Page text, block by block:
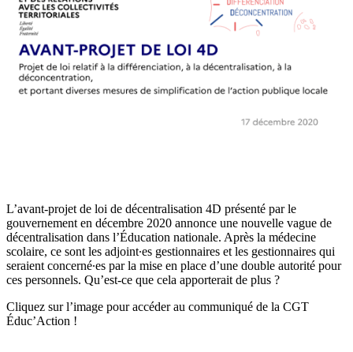
L’avant-projet de loi de décentralisation 4D présenté par le
gouvernement en décembre 2020 annonce une nouvelle vague de
décentralisation dans l’Éducation nationale. Après la médecine
scolaire, ce sont les adjoint∙es gestionnaires et les gestionnaires qui
seraient concerné∙es par la mise en place d’une double autorité pour
ces personnels. Qu’est-ce que cela apporterait de plus ?
Cliquez sur l’image pour accéder au communiqué de la CGT
Éduc’Action !